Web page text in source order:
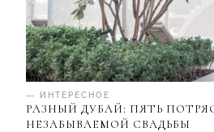
— ИНТЕРЕСНОЕ
РАЗНЫЙ ДУБАЙ: ПЯТЬ
НЕЗАБЫВАЕМОЙ СВАДЬБЫ